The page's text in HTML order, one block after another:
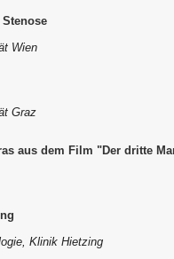
Wien
Graz
aus dem Film "Der dritte
Klinik Hietzing